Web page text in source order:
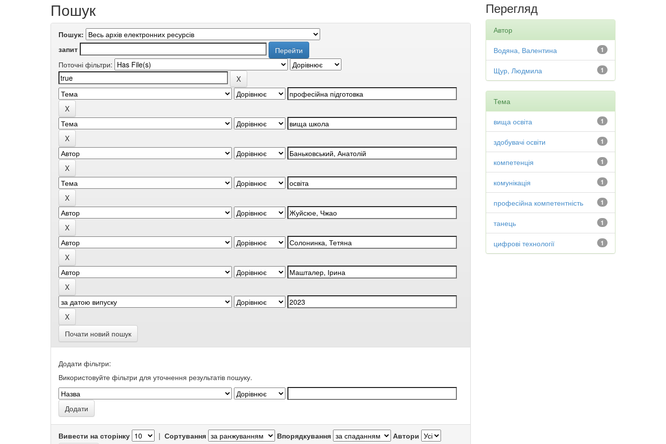
Пошук
Пошук:
запит
Поточні фільтри:
Почати новий пошук
Додати фільтри:
Використовуйте фільтри для уточнення результатів пошуку.
Вивести на сторінку | Сортування Впорядкування Автори
Перегляд
Автор
1
Водяна, Валентина
1
Щур, Людмила
Тема
1
вища освіта
1
здобувачі освіти
1
компетенція
1
комунікація
1
професійна компетентність
1
танець
1
цифрові технології